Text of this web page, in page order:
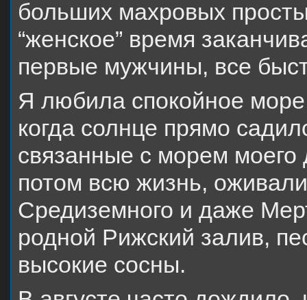
больших махровых
“женское” время
первые мужчины, все
Я любила спокойное море
когда солнце прямо
связанные с морем
потом всю жизнь,
Средиземного и даже
родной Рижский залив,
высокие сосны.